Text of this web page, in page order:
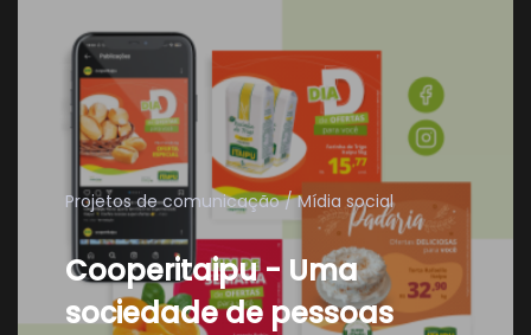
Projetos de comunicação Mídia social
Cooperitaipu - Uma
sociedade de pessoas